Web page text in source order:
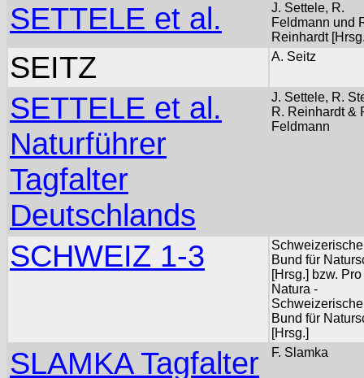
SETTELE et al.
J. Settele, R.
Feldmann und
Reinhardt
SEITZ A. Seitz
SETTELE et al.
Naturführer
Tagfalter
Deutschlands
J. Settele, R.
R. Reinhardt &
Feldmann
SCHWEIZ 1-3
Bund für
[Hrsg.] bzw. Pro
Natura -
Bund für
[Hrsg.]
SLAMKA Tagfalter F. Slamka